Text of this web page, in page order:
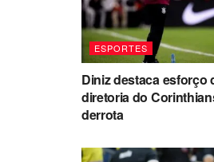
ESPORTES
Diniz destaca esforço
diretoria do
derrota